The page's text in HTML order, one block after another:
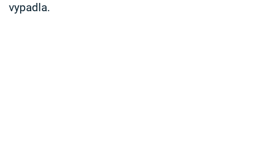
vypadla.